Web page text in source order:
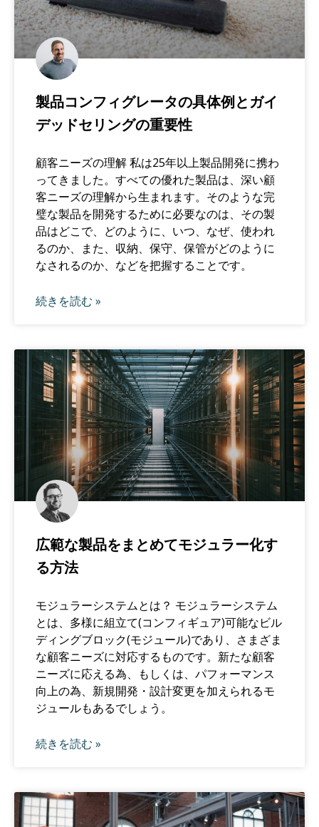
製品コンフィグレータの具体例とガイ
デッドセリングの重要性
顧客ニーズの理解 私は25年以上製品開発に携わ
ってきました。すべての優れた製品は、深い顧
客ニーズの理解から生まれます。そのような完
璧な製品を開発するために必要なのは、その製
品はどこで、どのように、いつ、なぜ、使われ
るのか、また、収納、保守、保管がどのように
なされるのか、などを把握することです。
続きを読む »
広範な製品をまとめてモジュラー化す
る方法
モジュラーシステムとは？ モジュラーシステム
とは、多様に組立て(コンフィギュア)可能なビル
ディングブロック(モジュール)であり、さまざま
な顧客ニーズに対応するものです。新たな顧客
ニーズに応える為、もしくは、パフォーマンス
向上の為、新規開発・設計変更を加えられるモ
ジュールもあるでしょう。
続きを読む »